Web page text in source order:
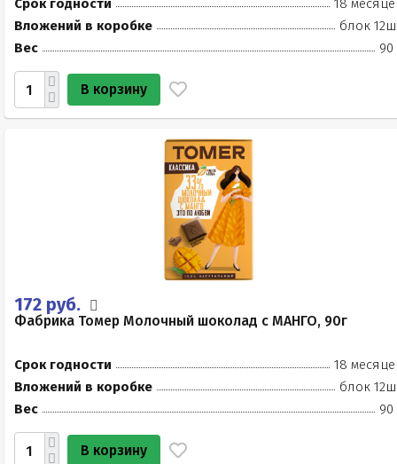
Срок годности
18
Вложений в коробке
блок
Вес
90
В корзину
172 руб.
Фабрика Томер Молочный шоколад с МАНГО, 90г
Срок годности
18
Вложений в коробке
блок
Вес
90
В корзину